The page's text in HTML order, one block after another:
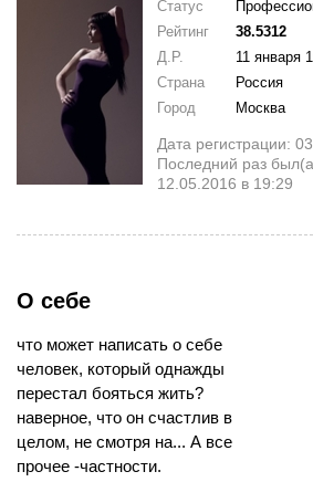
Статус
Рейтинг
38.5312
Д.Р.
11 января
Страна
Россия
Город
Москва
Дата регистрации:
Последний раз
12.05.2016 в 19:29
О себе
что может написать о себе
человек, который однажды
перестал бояться жить?
наверное, что он счастлив в
целом, не смотря на... А все
прочее -частности.